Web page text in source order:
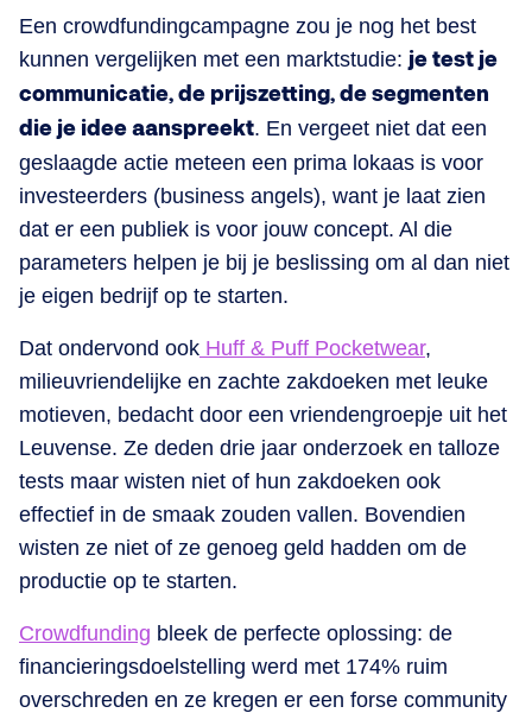
Een crowdfundingcampagne zou je nog het best
kunnen vergelijken met een marktstudie: je test je
communicatie, de prijszetting, de segmenten
die je idee aanspreekt. En vergeet niet dat een
geslaagde actie meteen een prima lokaas is voor
investeerders (business angels), want je laat zien
dat er een publiek is voor jouw concept. Al die
parameters helpen je bij je beslissing om al dan niet
je eigen bedrijf op te starten.
Dat ondervond ook Huff & Puff Pocketwear,
milieuvriendelijke en zachte zakdoeken met leuke
motieven, bedacht door een vriendengroepje uit het
Leuvense. Ze deden drie jaar onderzoek en talloze
tests maar wisten niet of hun zakdoeken ook
effectief in de smaak zouden vallen. Bovendien
wisten ze niet of ze genoeg geld hadden om de
productie op te starten.
Crowdfunding bleek de perfecte oplossing: de
financieringsdoelstelling werd met 174% ruim
overschreden en ze kregen er een forse community